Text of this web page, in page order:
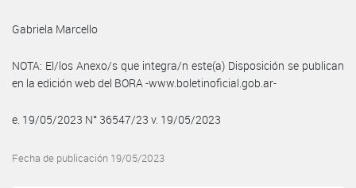
Gabriela Marcello
NOTA: El/los Anexo/s que integra/n este(a) Disposición se publican
en la edición web del BORA -www.boletinoficial.gob.ar-
e. 19/05/2023 N° 36547/23 v. 19/05/2023
Fecha de publicación 19/05/2023